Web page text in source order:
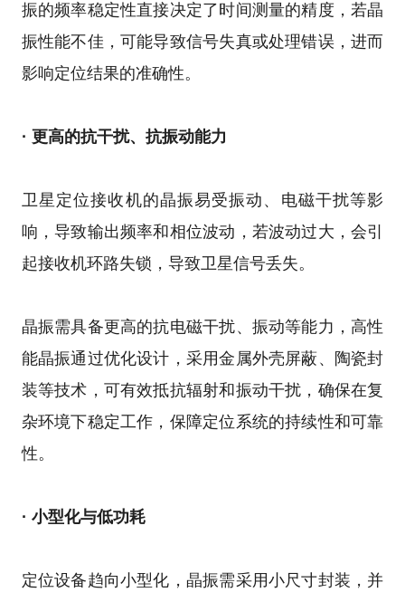
振的频率稳定性直接决定了时间测量的精度，若晶
振性能不佳，可能导致信号失真或处理错误，进而
影响定位结果的准确性。
· 更高的抗干扰、抗振动能力
卫星定位接收机的晶振易受振动、电磁干扰等影
响，导致输出频率和相位波动，若波动过大，会引
起接收机环路失锁，导致卫星信号丢失。
晶振需具备更高的抗电磁干扰、振动等能力，高性
能晶振通过优化设计，采用金属外壳屏蔽、陶瓷封
装等技术，可有效抵抗辐射和振动干扰，确保在复
杂环境下稳定工作，保障定位系统的持续性和可靠
性。
· 小型化与低功耗
定位设备趋向小型化，晶振需采用小尺寸封装，并